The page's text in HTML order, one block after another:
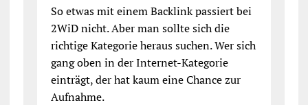
So etwas mit einem Backlink passiert bei
2WiD nicht. Aber man sollte sich die
richtige Kategorie heraus suchen. Wer sich
gang oben in der Internet-Kategorie
einträgt, der hat kaum eine Chance zur
Aufnahme.